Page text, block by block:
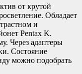
от крутой
Обладает
и
Pentax K.
Через адаптеры
Состояние
можно подобрать